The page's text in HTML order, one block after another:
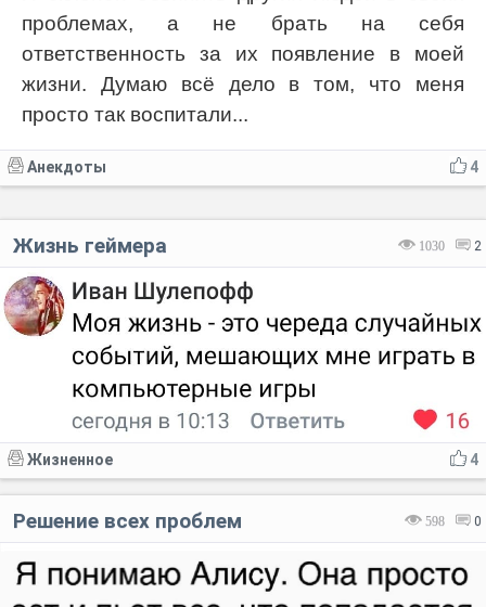
проблемах, а не брать на себя
ответственность за их появление в моей
жизни. Думаю всё дело в том, что меня
просто так воспитали...
4
Анекдоты
1030 2
Жизнь геймера
4
Жизненное
598 0
Решение всех проблем